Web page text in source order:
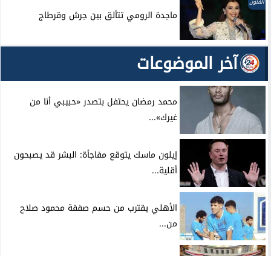
ماجدة الرومي تتألق بين جرش وقرطاج
آخر الموضوعات
محمد رمضان يحتفل بتصدر «حبيبي أنا من
غيرك»...
إيلون ماسك يتوقع مفاجأة: البشر قد يصبحون
أقلية...
الأهلي يقترب من حسم صفقة محمود صلاح
من...